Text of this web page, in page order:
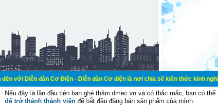
đàn Cơ Điện - Diễn đàn Cơ điện là nơi chia sẽ kiến thức kinh nghiệm
Nếu đây là lần đầu tiên bạn ghé thăm dmec.vn và có thắc mắc, bạn có
để trở thành thành viên để bắt đầu đăng bán sản phẩm của mình.